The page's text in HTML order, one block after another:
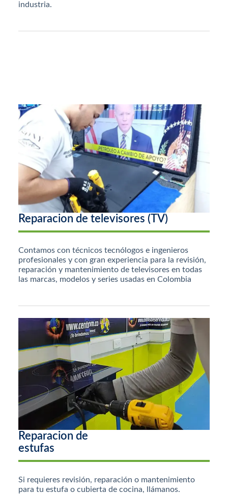
industria.
Reparacion de televisores (TV)
Contamos con técnicos tecnólogos e ingenieros
profesionales y con gran experiencia para la revisión,
reparación y mantenimiento de televisores en todas
las marcas, modelos y series usadas en Colombia
Reparacion de
estufas
Si requieres revisión, reparación o mantenimiento
para tu estufa o cubierta de cocina, llámanos.